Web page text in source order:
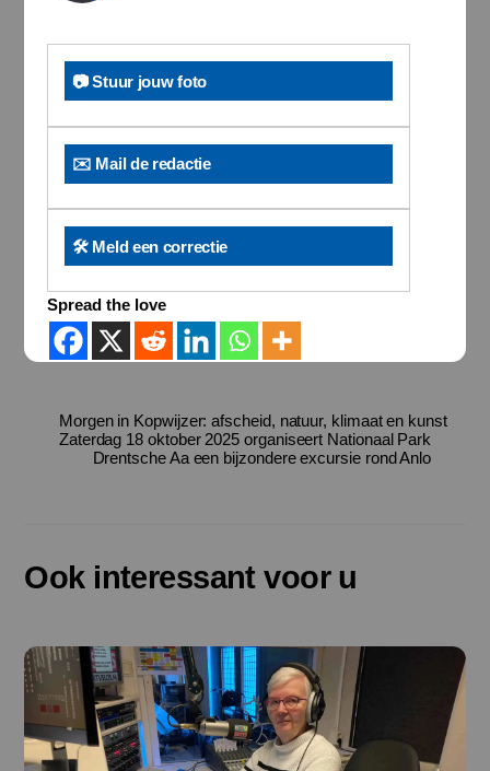
📷 Stuur jouw foto
✉️ Mail de redactie
🛠️ Meld een correctie
Spread the love
Morgen in Kopwijzer: afscheid, natuur, klimaat en kunst
Zaterdag 18 oktober 2025 organiseert Nationaal Park
Drentsche Aa een bijzondere excursie rond Anlo
Ook interessant voor u